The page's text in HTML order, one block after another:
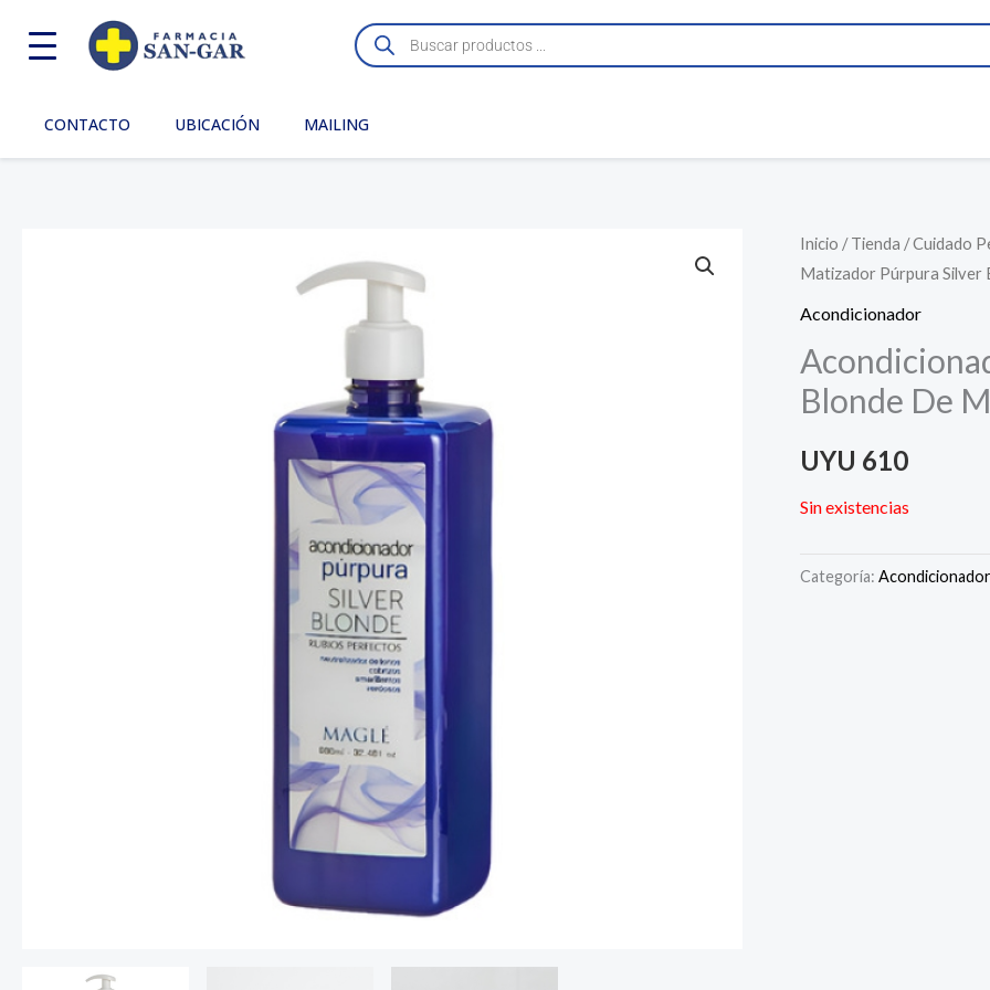
Búsqueda
de
productos
CONTACTO UBICACIÓN MAILING
Inicio /Tienda /Cuidado
Matizador Púrpura Silver
Acondicionador
Blonde De
UYU 610
Sin existencias
Categoría: